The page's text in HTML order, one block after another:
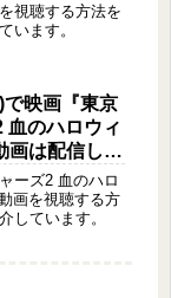
視聴する方法を
います。
映画『東京
血のハロウィ
画は配信して
ーズ2 血のハロ
画を視聴する方
しています。